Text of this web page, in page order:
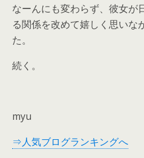
なーんにも変わらず、彼女が
る関係を改めて嬉しく思いな
た。
続く。
myu
⇒人気ブログランキングへ